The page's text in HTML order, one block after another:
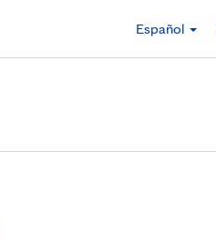
Español